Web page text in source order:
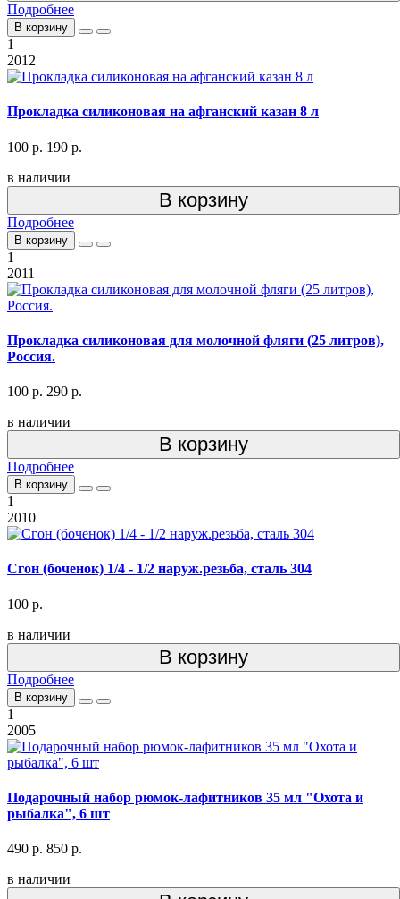
Подробнее
В корзину
1
2012
Прокладка силиконовая на афганский казан 8 л
100 р. 190 р.
в наличии
В корзину
Подробнее
В корзину
1
2011
Прокладка силиконовая для молочной фляги (25 литров),
Россия.
100 р. 290 р.
в наличии
В корзину
Подробнее
В корзину
1
2010
Сгон (боченок) 1/4 - 1/2 наруж.резьба, сталь 304
100 р.
в наличии
В корзину
Подробнее
В корзину
1
2005
Подарочный набор рюмок-лафитников 35 мл "Охота и
рыбалка", 6 шт
490 р. 850 р.
в наличии